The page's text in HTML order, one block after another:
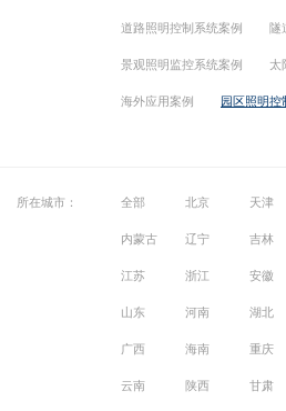
道路照明控制系统案例 隧
景观照明监控系统案例 太
海外应用案例 园区照明控
所在城市： 全部 北京 天津
内蒙古 辽宁 吉林
江苏 浙江 安徽
山东 河南 湖北
广西 海南 重庆
云南 陕西 甘肃